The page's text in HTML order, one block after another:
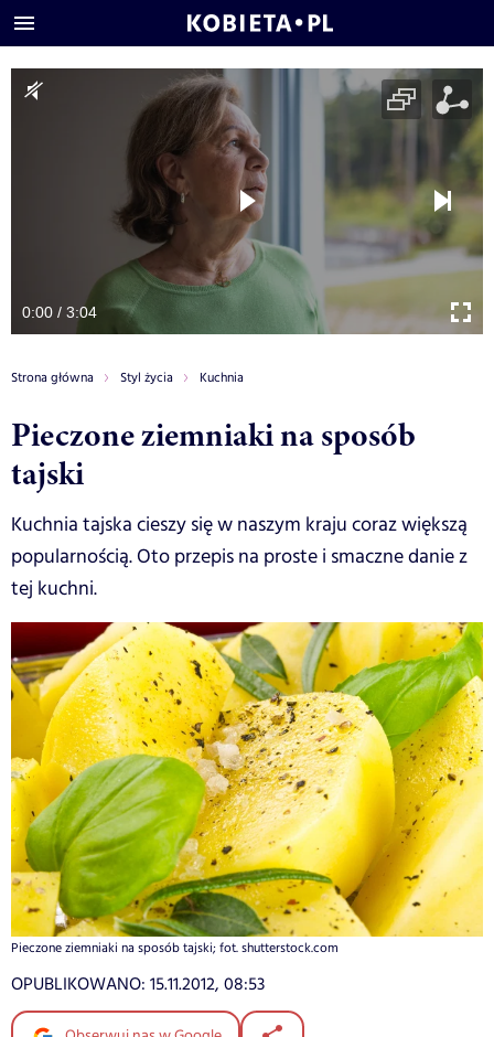
0:00 / 3:04
Strona główna Styl życia Kuchnia
Pieczone ziemniaki na sposób
tajski
Kuchnia tajska cieszy się w naszym kraju coraz większą
popularnością. Oto przepis na proste i smaczne danie z
tej kuchni.
Pieczone ziemniaki na sposób tajski; fot. shutterstock.com
OPUBLIKOWANO: 15.11.2012, 08:53